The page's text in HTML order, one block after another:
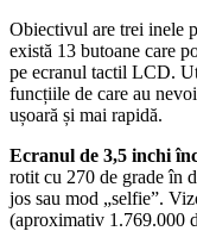
Obiectivul are trei inele
există 13 butoane care
pe ecranul tactil LCD.
funcțiile de care au
ușoară și mai rapidă.
Ecranul de 3,5 inchi
rotit cu 270 de grade în
jos sau mod „selfie”.
(aproximativ 1.769.000